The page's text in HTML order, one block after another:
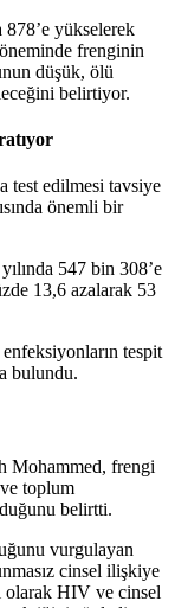
878’e yükselerek
frenginin
düşük, ölü
belirtiyor.
test edilmesi tavsiye
önemli bir
547 bin 308’e
13,6 azalarak 53
tespit
bulundu.
Mohammed, frengi
toplum
belirtti.
vurgulayan
cinsel ilişkiye
olarak HIV ve cinsel